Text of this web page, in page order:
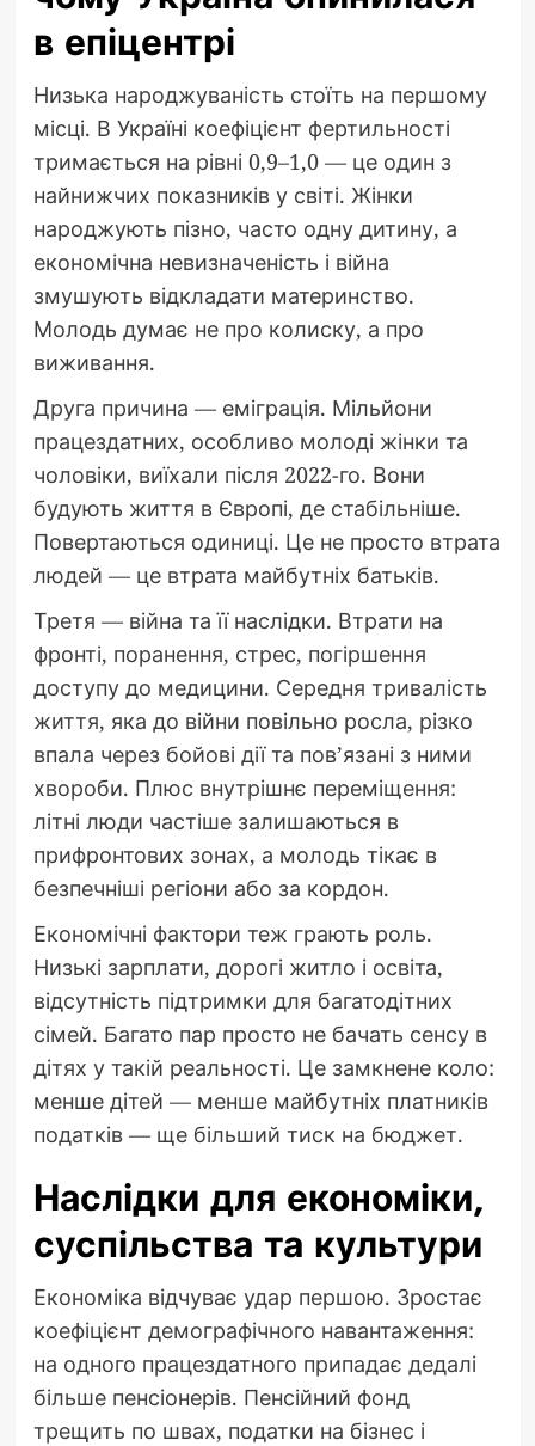
в епіцентрі
Низька народжуваність стоїть на першому
місці. В Україні коефіцієнт фертильності
тримається на рівні 0,9–1,0 — це один з
найнижчих показників у світі. Жінки
народжують пізно, часто одну дитину, а
економічна невизначеність і війна
змушують відкладати материнство.
Молодь думає не про колиску, а про
виживання.
Друга причина — еміграція. Мільйони
працездатних, особливо молоді жінки та
чоловіки, виїхали після 2022-го. Вони
будують життя в Європі, де стабільніше.
Повертаються одиниці. Це не просто втрата
людей — це втрата майбутніх батьків.
Третя — війна та її наслідки. Втрати на
фронті, поранення, стрес, погіршення
доступу до медицини. Середня тривалість
життя, яка до війни повільно росла, різко
впала через бойові дії та пов’язані з ними
хвороби. Плюс внутрішнє переміщення:
літні люди частіше залишаються в
прифронтових зонах, а молодь тікає в
безпечніші регіони або за кордон.
Економічні фактори теж грають роль.
Низькі зарплати, дорогі житло і освіта,
відсутність підтримки для багатодітних
сімей. Багато пар просто не бачать сенсу в
дітях у такій реальності. Це замкнене коло:
менше дітей — менше майбутніх платників
податків — ще більший тиск на бюджет.
Наслідки для економіки,
суспільства та культури
Економіка відчуває удар першою. Зростає
коефіцієнт демографічного навантаження:
на одного працездатного припадає дедалі
більше пенсіонерів. Пенсійний фонд
трещить по швах, податки на бізнес і